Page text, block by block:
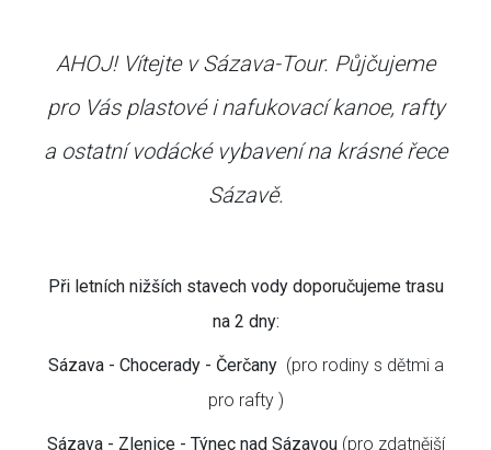
AHOJ! Vítejte v Sázava-Tour. Půjčujeme
pro Vás plastové i nafukovací kanoe, rafty
a ostatní vodácké vybavení na krásné řece
Sázavě.
Při letních nižších stavech vody doporučujeme trasu
na 2 dny:
Sázava - Chocerady - Čerčany (pro rodiny s dětmi a
pro rafty )
Sázava - Zlenice - Týnec nad Sázavou (pro zdatnější